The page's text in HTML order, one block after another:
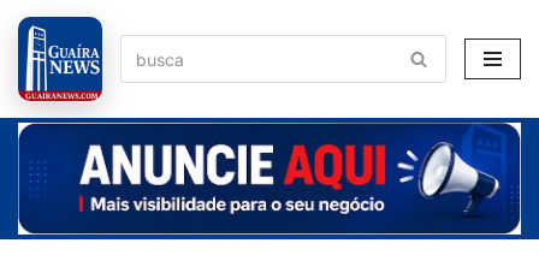
Pular
para
o
conteúdo